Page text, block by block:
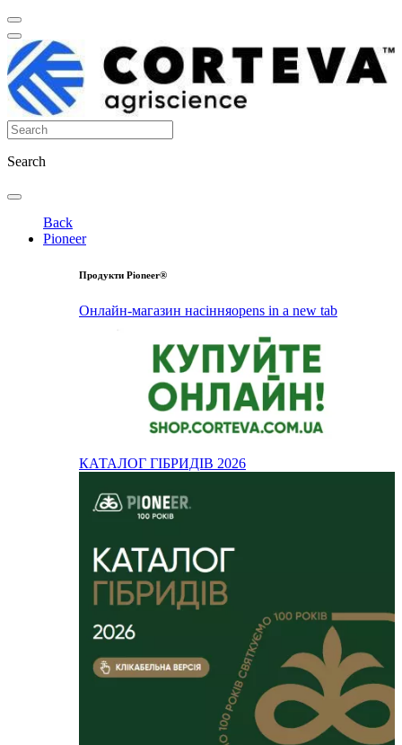
Search
Back
Pioneer
Продукти Pioneer®
Онлайн-магазин насінняopens in a new tab
КАТАЛОГ ГІБРИДІВ 2026